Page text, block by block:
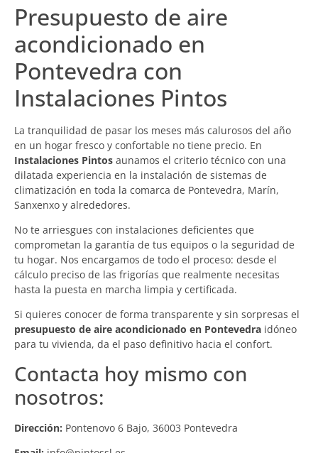
Presupuesto de aire
acondicionado en
Pontevedra con
Instalaciones Pintos
La tranquilidad de pasar los meses más calurosos del año
en un hogar fresco y confortable no tiene precio. En
Instalaciones Pintos aunamos el criterio técnico con una
dilatada experiencia en la instalación de sistemas de
climatización en toda la comarca de Pontevedra, Marín,
Sanxenxo y alrededores.
No te arriesgues con instalaciones deficientes que
comprometan la garantía de tus equipos o la seguridad de
tu hogar. Nos encargamos de todo el proceso: desde el
cálculo preciso de las frigorías que realmente necesitas
hasta la puesta en marcha limpia y certificada.
Si quieres conocer de forma transparente y sin sorpresas el
presupuesto de aire acondicionado en Pontevedra idóneo
para tu vivienda, da el paso definitivo hacia el confort.
Contacta hoy mismo con
nosotros:
Dirección: Pontenovo 6 Bajo, 36003 Pontevedra